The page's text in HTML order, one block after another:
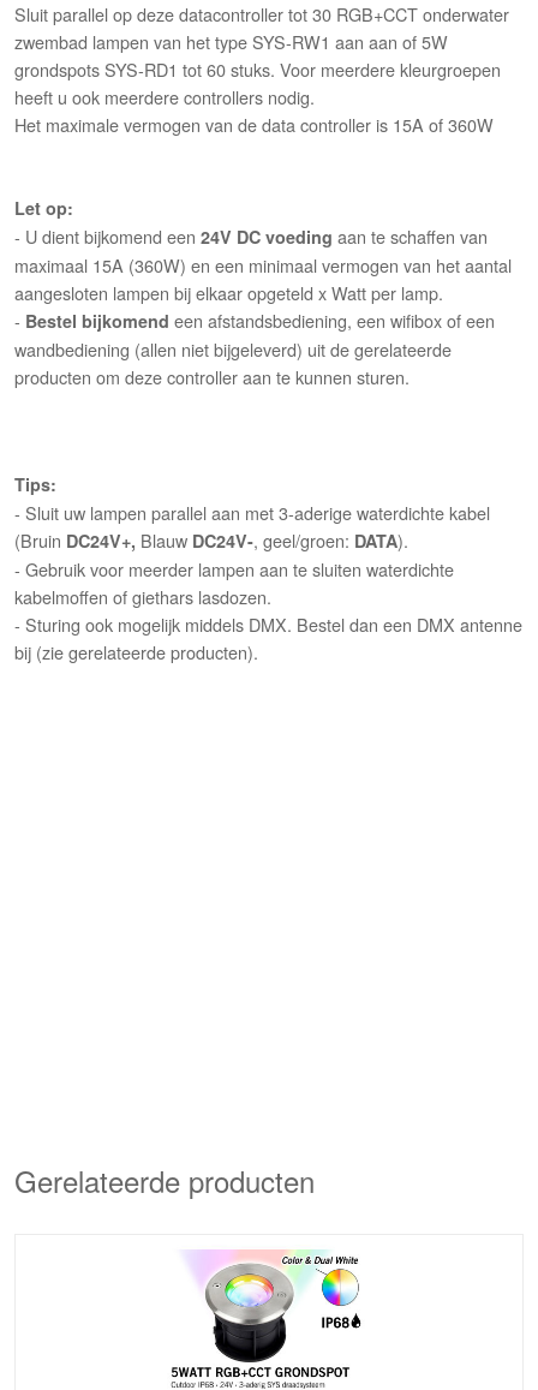
Sluit parallel op deze datacontroller tot 30 RGB+CCT onderwater
zwembad lampen van het type SYS-RW1 aan aan of 5W
grondspots SYS-RD1 tot 60 stuks. Voor meerdere kleurgroepen
heeft u ook meerdere controllers nodig.
Het maximale vermogen van de data controller is 15A of 360W
Let op:
- U dient bijkomend een24V DC voeding aan te schaffen van
maximaal 15A (360W) en een minimaal vermogen van het aantal
aangesloten lampen bij elkaar opgeteld x Watt per lamp.
- Bestel bijkomend een afstandsbediening, een wifibox of een
wandbediening (allen niet bijgeleverd) uit de gerelateerde
producten om deze controller aan te kunnen sturen.
Tips:
- Sluit uw lampen parallel aan met 3-aderige waterdichte kabel
(Bruin DC24V+, Blauw DC24V-, geel/groen: DATA).
- Gebruik voor meerder lampen aan te sluiten waterdichte
kabelmoffen of giethars lasdozen.
- Sturing ook mogelijk middels DMX. Bestel dan een DMX antenne
bij (zie gerelateerde producten).
Gerelateerde producten